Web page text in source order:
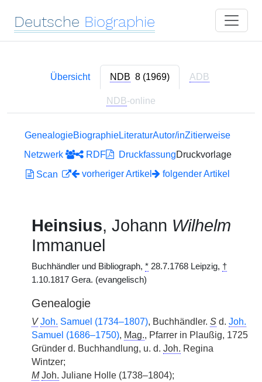
Deutsche Biographie
Übersicht NDB 8 (1969) ADB
NDB-online
GenealogieBiographieLiteraturAutor/inZitierweise
Netzwerk
RDF DruckfassungDruckvorlage
Scan
vorheriger Artikel folgender Artikel
Heinsius, Johann Wilhelm
Immanuel
Buchhändler und Bibliograph, * 28.7.1768 Leipzig, †
1.10.1817 Gera. (evangelisch)
Genealogie
V Joh. Samuel (1734–1807), Buchhändler. S d. Joh.
Samuel (1686–1750), Mag., Pfarrer in Plaußig, 1725
Gründer d. Buchhandlung, u. d. Joh. Regina
Wintzer;
M Joh. Juliane Holle (1738–1804);